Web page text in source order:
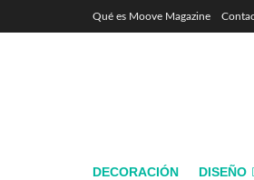
Qué es Moove Magazine
DECORACIÓN DISEÑO